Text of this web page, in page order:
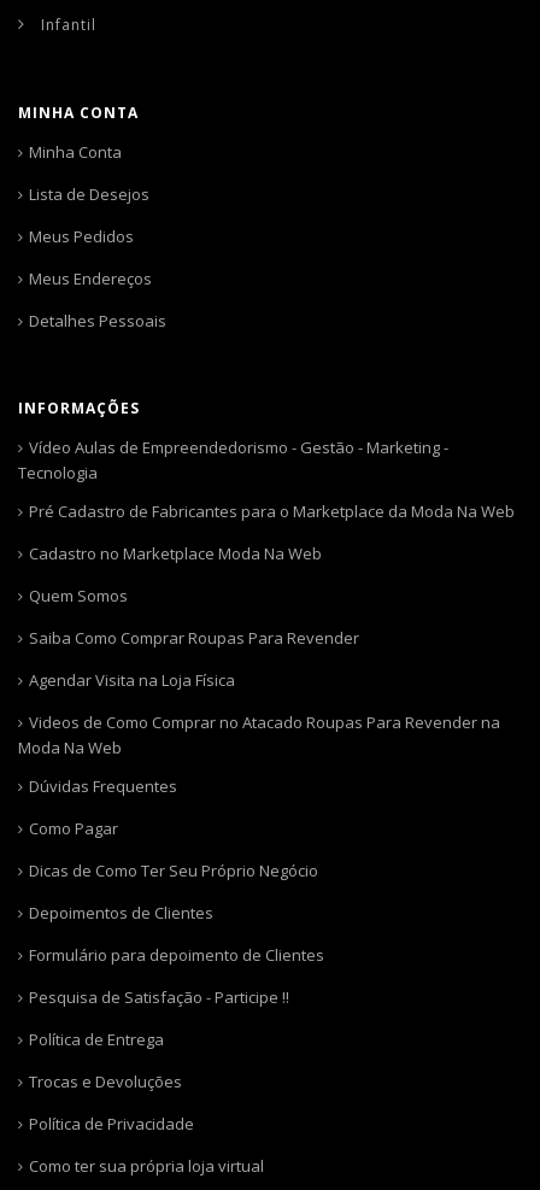
Infantil
MINHA CONTA
Minha Conta
Lista de Desejos
Meus Pedidos
Meus Endereços
Detalhes Pessoais
INFORMAÇÕES
Vídeo Aulas de Empreendedorismo - Gestão - Marketing -
Tecnologia
Pré Cadastro de Fabricantes para o Marketplace da Moda Na Web
Cadastro no Marketplace Moda Na Web
Quem Somos
Saiba Como Comprar Roupas Para Revender
Agendar Visita na Loja Física
Videos de Como Comprar no Atacado Roupas Para Revender na
Moda Na Web
Dúvidas Frequentes
Como Pagar
Dicas de Como Ter Seu Próprio Negócio
Depoimentos de Clientes
Formulário para depoimento de Clientes
Pesquisa de Satisfação - Participe !!
Política de Entrega
Trocas e Devoluções
Política de Privacidade
Como ter sua própria loja virtual